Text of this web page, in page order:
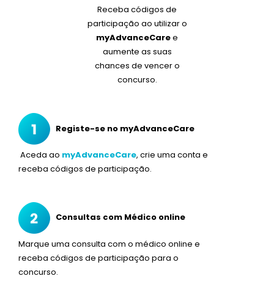
Receba códigos de
participação ao utilizar o
myAdvanceCaree
aumente as suas
chances de vencer o
concurso.
Registe-se no myAdvanceCare
Aceda ao myAdvanceCare, crie uma conta e
receba códigos de participação.
Consultas com Médico online
Marque uma consulta com o médico online e
receba códigos de participação para o
concurso.